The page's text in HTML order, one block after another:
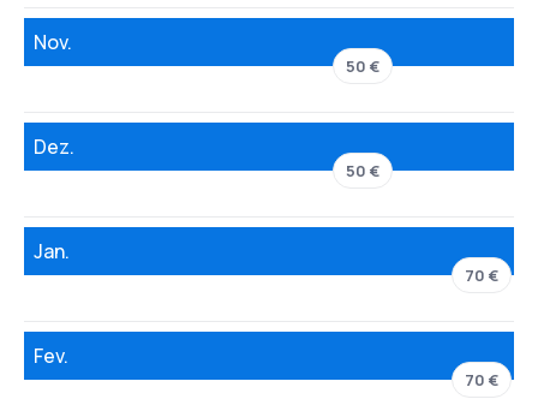
Nov.
50 €
Dez.
50 €
Jan.
70 €
Fev.
70 €